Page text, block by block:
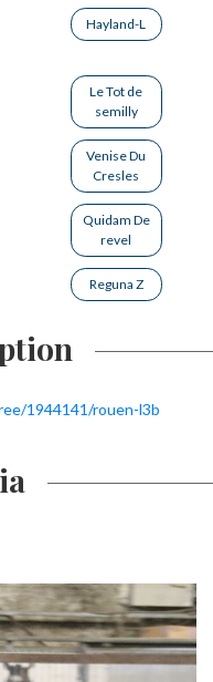
Hayland-L
Le Tot de
semilly
Venise Du
Cresles
Quidam De
revel
Reguna Z
1944141/rouen-l3b